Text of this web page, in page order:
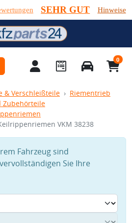
SEHR GUT Hinweise
0
& Verschleißteile
Riementrieb
Zubehörteile
VKM 38238
Fahrzeug sind
Sie Ihre